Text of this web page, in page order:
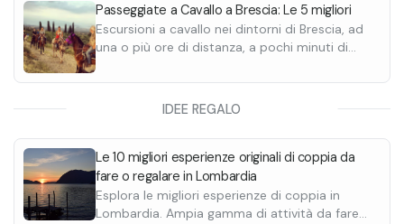
e viene svolta dopo la passeggiata.
Il pranzo e la cena includono:
•3 portate
•Dessert
•Caffé
Questa opzione é disponibile solo da marzo a
Escursione di 2 ore con pranzo
Giro di circa 12 km lungo la collina tra Gargnano
e Toscolano, attraversando luoghi storici e
aprendo il cuore ai panorami del Garda
Passeggiate a Cavallo a Brescia: Le 5 migliori
Escursioni a cavallo nei dintorni di Brescia, ad
una o più ore di distanza, a pochi minuti di
IDEE REGALO
Le 10 migliori esperienze originali di coppia da
fare o regalare in Lombardia
Esplora le migliori esperienze di coppia in
Lombardia. Ampia gamma di attività da fare